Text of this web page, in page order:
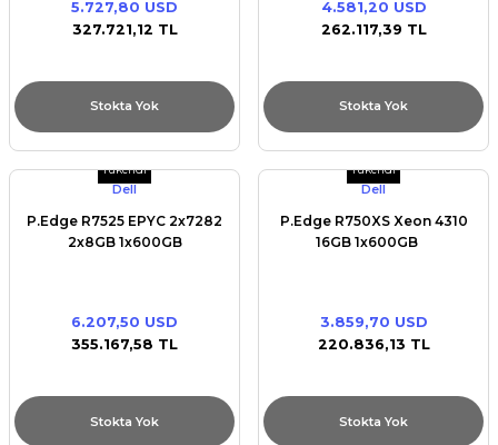
/ XPS+GPU
5.727,80 USD
327.721,12 TL
Stokta Yok
4.581,20 USD
262.117,39 TL
Stokta Yok
Tükendi
Dell
P.Edge R7525 EPYC 2x7282
2x8GB 1x600GB
6.207,50 USD
355.167,58 TL
Stokta Yok
Tükendi
Dell
P.Edge R750XS Xeon 4310
16GB 1x600GB
3.859,70 USD
220.836,13 TL
Stokta Yok